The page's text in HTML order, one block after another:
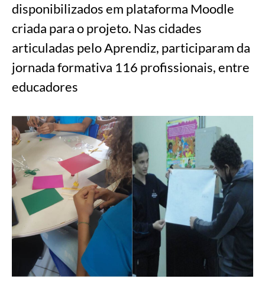
disponibilizados em plataforma Moodle
criada para o projeto. Nas cidades
articuladas pelo Aprendiz, participaram da
jornada formativa 116 profissionais, entre
educadores